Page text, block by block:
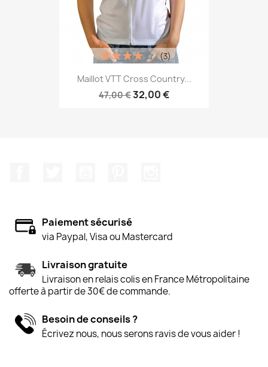
Maillot VTT Cross Country...
47,00 €32,00 €
(3)
Paiement sécurisé
via Paypal, Visa ou Mastercard
Livraison gratuite
Livraison en relais colis en France Métropolitaine
offerte à partir de 30€ de commande.
Besoin de conseils ?
Écrivez nous, nous serons ravis de vous aider !